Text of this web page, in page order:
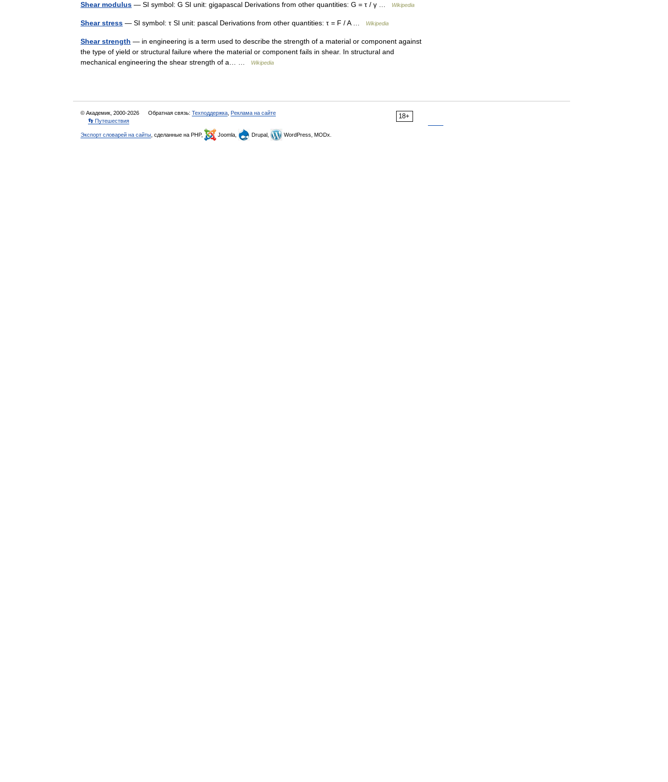
Shear modulus — SI symbol: G SI unit: gigapascal Derivations from other quantities: G = τ / γ … Wikipedia
Shear stress — SI symbol: τ SI unit: pascal Derivations from other quantities: τ = F / A … Wikipedia
Shear strength — in engineering is a term used to describe the strength of a material or component against
the type of yield or structural failure where the material or component fails in shear. In structural and
mechanical engineering the shear strength of a… …
Wikipedia
18+
© Академик, 2000-2026 Обратная связь: Техподдержка Реклама на сайте
👣 Путешествия
Экспорт словарей на сайты , сделанные на PHP, Joomla, Drupal, WordPress, MODx.